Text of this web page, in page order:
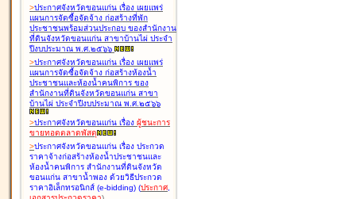
>ประกาศจังหวัดขอนแก่น เรื่อง เผยแพร่
แผนการจัดซื้อจัดจ้าง ก่อสร้างที่พัก
ประชาชนพร้อมส่วนประกอบ ของสำนักงาน
ที่ดินจังหวัดขอนแก่น สาขาบ้านไผ่ ประจำ
ปีงบประมาณ พ.ศ.๒๕๖๖
>ประกาศจังหวัดขอนแก่น เรื่อง เผยแพร่
แผนการจัดซื้อจัดจ้าง ก่อสร้างห้องน้ำ
ประชาชนและห้องน้ำคนพิการ ของ
สำนักงานที่ดินจังหวัดขอนแก่น สาขา
บ้านไผ่ ประจำปีงบประมาณ พ.ศ.๒๕๖๖
>ประกาศจังหวัดขอนแก่น เรื่อง ผู้ชนะการ
ขายทอดตลาดพัสดุ
>ประกาศจังหวัดขอนแก่น เรื่อง ประกวด
ราคาจ้างก่อสร้างห้องน้ำประชาชนและ
ห้องน้ำคนพิการ สำนักงานที่ดินจังหวัด
ขอนแก่น สาขาน้ำพอง ด้วยวิธีประกวด
ราคาอิเล็กทรอนิกส์ (e-bidding) (ประกาศ,